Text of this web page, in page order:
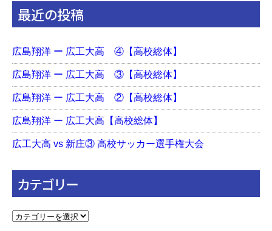
最近の投稿
広島翔洋 ー 広工大高 ④【高校総体】
広島翔洋 ー 広工大高 ③【高校総体】
広島翔洋 ー 広工大高 ②【高校総体】
広島翔洋 ー 広工大高【高校総体】
広工大高 vs 新庄③ 高校サッカー選手権大会
カテゴリー
カ